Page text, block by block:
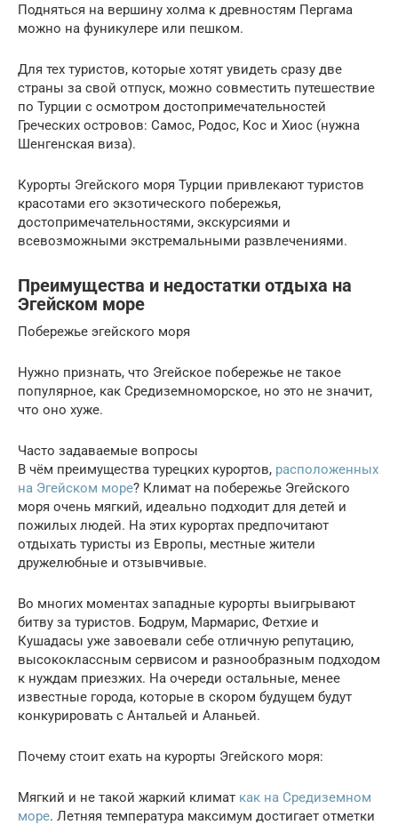
Подняться на вершину холма к древностям Пергама
можно на фуникулере или пешком.
Для тех туристов, которые хотят увидеть сразу две
страны за свой отпуск, можно совместить путешествие
по Турции с осмотром достопримечательностей
Греческих островов: Самос, Родос, Кос и Хиос (нужна
Шенгенская виза).
Курорты Эгейского моря Турции привлекают туристов
красотами его экзотического побережья,
достопримечательностями, экскурсиями и
всевозможными экстремальными развлечениями.
Преимущества и недостатки отдыха на
Эгейском море
Побережье эгейского моря
Нужно признать, что Эгейское побережье не такое
популярное, как Средиземноморское, но это не значит,
что оно хуже.
Часто задаваемые вопросы
В чём преимущества турецких курортов, расположенных
на Эгейском море? Климат на побережье Эгейского
моря очень мягкий, идеально подходит для детей и
пожилых людей. На этих курортах предпочитают
отдыхать туристы из Европы, местные жители
дружелюбные и отзывчивые.
Во многих моментах западные курорты выигрывают
битву за туристов. Бодрум, Мармарис, Фетхие и
Кушадасы уже завоевали себе отличную репутацию,
высококлассным сервисом и разнообразным подходом
к нуждам приезжих. На очереди остальные, менее
известные города, которые в скором будущем будут
конкурировать с Антальей и Аланьей.
Почему стоит ехать на курорты Эгейского моря:
Мягкий и не такой жаркий климат как на Средиземном
море. Летняя температура максимум достигает отметки